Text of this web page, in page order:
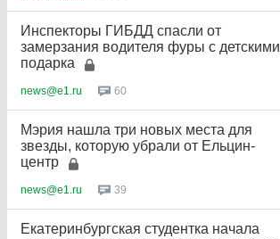
Инспекторы ГИБДД спасли от
замерзания водителя фуры с детскими
подарка
news@e1.ru 60
Мэрия нашла три новых места для
звезды, которую убрали от Ельцин-
центр
news@e1.ru 39
Екатеринбургская студентка начала